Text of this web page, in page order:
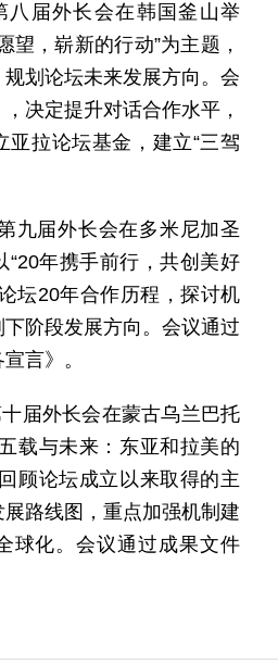
八届外长会在韩国釜山举
望，崭新的行动”为主题，
划论坛未来发展方向。会
决定提升对话合作水平，
亚拉论坛基金，建立“三驾
九届外长会在多米尼加圣
“20年携手前行，共创美好
坛20年合作历程，探讨机
阶段发展方向。会议通过
言》。
届外长会在蒙古乌兰巴托
载与未来：东亚和拉美的
顾论坛成立以来取得的主
路线图，重点加强机制建
球化。会议通过成果文件